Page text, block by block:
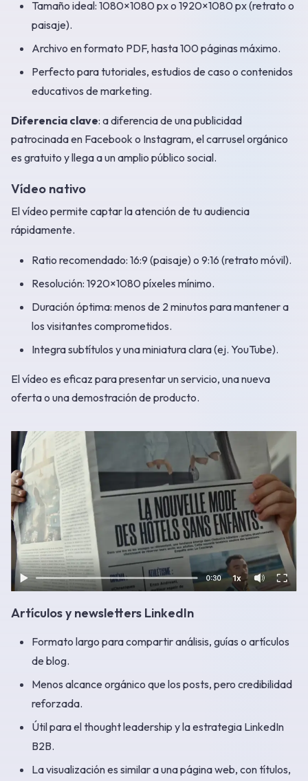
Tamaño ideal: 1080×1080 px o 1920×1080 px (retrato o
paisaje).
Archivo en formato PDF, hasta 100 páginas máximo.
Perfecto para tutoriales, estudios de caso o contenidos
educativos de marketing.
Diferencia clave: a diferencia de una publicidad
patrocinada en Facebook o Instagram, el carrusel orgánico
es gratuito y llega a un amplio público social.
Vídeo nativo
El vídeo permite captar la atención de tu audiencia
rápidamente.
Ratio recomendado: 16:9 (paisaje) o 9:16 (retrato móvil).
Resolución: 1920×1080 píxeles mínimo.
Duración óptima: menos de 2 minutos para mantener a
los visitantes comprometidos.
Integra subtítulos y una miniatura clara (ej. YouTube).
El vídeo es eficaz para presentar un servicio, una nueva
oferta o una demostración de producto.
Artículos y newsletters LinkedIn
Formato largo para compartir análisis, guías o artículos
de blog.
Menos alcance orgánico que los posts, pero credibilidad
reforzada.
Útil para el thought leadership y la estrategia LinkedIn
B2B.
La visualización es similar a una página web, con títulos,